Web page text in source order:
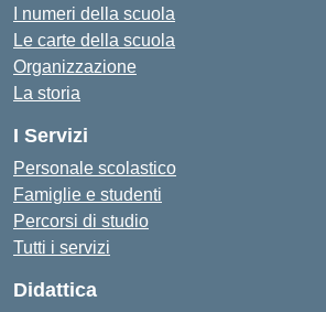
I numeri della scuola
Le carte della scuola
Organizzazione
La storia
I Servizi
Personale scolastico
Famiglie e studenti
Percorsi di studio
Tutti i servizi
Didattica